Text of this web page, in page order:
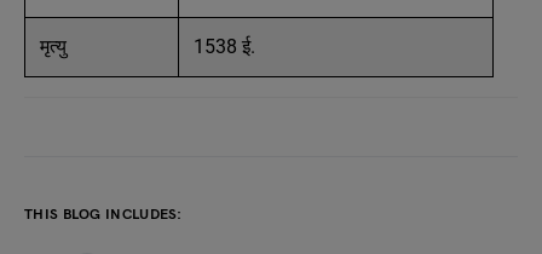
मृत्यु 1538 ई.
THIS BLOG INCLUDES: